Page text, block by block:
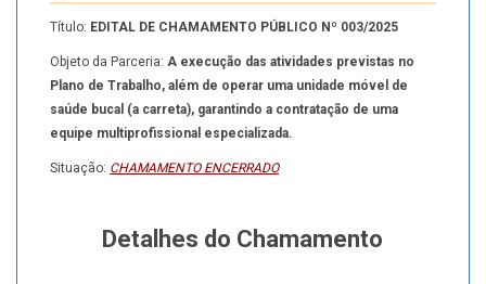
Título: EDITAL DE CHAMAMENTO PÚBLICO Nº 003/2025
Objeto da Parceria: A execução das atividades previstas no
Plano de Trabalho, além de operar uma unidade móvel de
saúde bucal (a carreta), garantindo a contratação de uma
equipe multiprofissional especializada.
Situação: CHAMAMENTO ENCERRADO
Detalhes do Chamamento